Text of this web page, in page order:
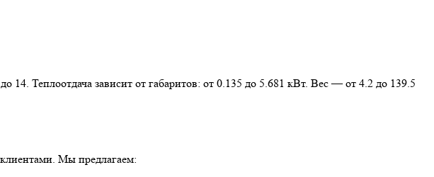
Теплоотдача зависит от габаритов: от 0.135 до 5.681 кВт. Вес — от 4.2 до 139.5
Мы предлагаем: